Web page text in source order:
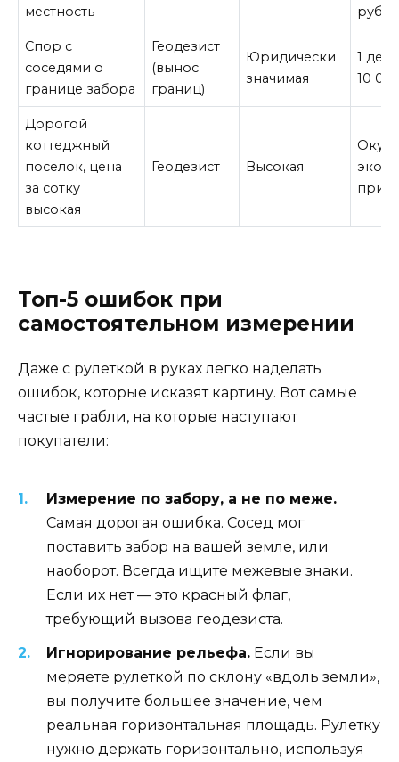
местность
руб.
Спор с
соседями о
границе забора
Геодезист
(вынос
границ)
Юридически
значимая
1
10
Дорогой
коттеджный
поселок, цена
за сотку
высокая
Геодезист Высокая
при
Топ-5 ошибок при
самостоятельном измерении
Даже с рулеткой в руках легко наделать
ошибок, которые исказят картину. Вот самые
частые грабли, на которые наступают
покупатели:
Измерение по забору, а не по меже.
Самая дорогая ошибка. Сосед мог
поставить забор на вашей земле, или
наоборот. Всегда ищите межевые знаки.
Если их нет — это красный флаг,
требующий вызова геодезиста.
Игнорирование рельефа. Если вы
меряете рулеткой по склону «вдоль земли»,
вы получите большее значение, чем
реальная горизонтальная площадь. Рулетку
нужно держать горизонтально, используя